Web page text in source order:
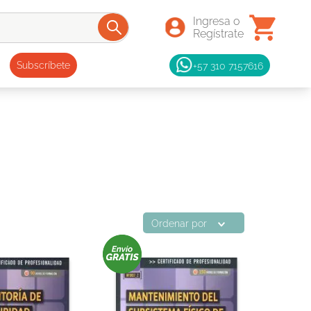
Subscríbete +57 310 7157616
Ordenar por